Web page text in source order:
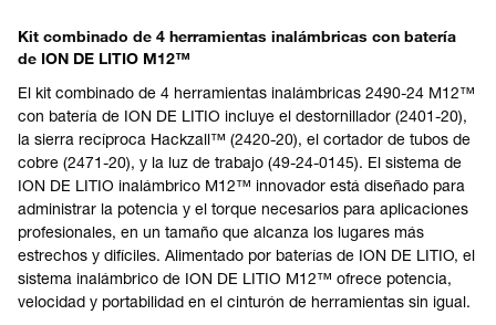
Kit combinado de 4 herramientas inalámbricas con batería
de ION DE LITIO M12™
El kit combinado de 4 herramientas inalámbricas 2490-24 M12™
con batería de ION DE LITIO incluye el destornillador (2401-20),
la sierra recíproca Hackzall™ (2420-20), el cortador de tubos de
cobre (2471-20), y la luz de trabajo (49-24-0145). El sistema de
ION DE LITIO inalámbrico M12™ innovador está diseñado para
administrar la potencia y el torque necesarios para aplicaciones
profesionales, en un tamaño que alcanza los lugares más
estrechos y difíciles. Alimentado por baterías de ION DE LITIO, el
sistema inalámbrico de ION DE LITIO M12™ ofrece potencia,
velocidad y portabilidad en el cinturón de herramientas sin igual.